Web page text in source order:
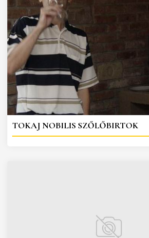
TOKAJ NOBILIS SZŐLŐBIRTOK